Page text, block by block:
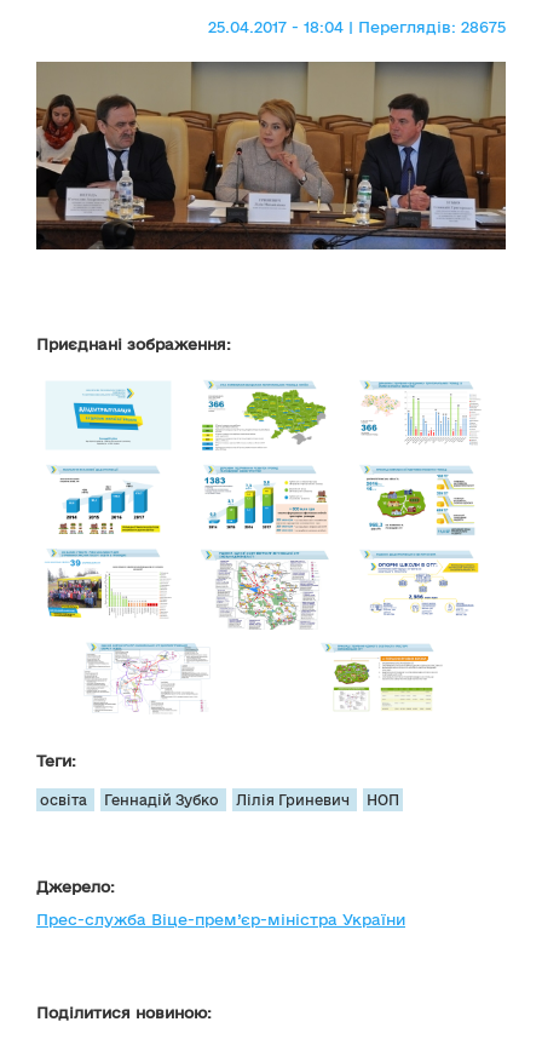
25.04.2017 - 18:04 | Переглядів: 28675
Приєднані зображення:
Теги:
освіта Геннадій Зубко Лілія Гриневич НОП
Джерело:
Прес-служба Віце-прем’єр-міністра України
Поділитися новиною: